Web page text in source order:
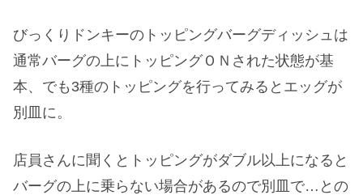
びっくりドンキーのトッピングバーグディッシュは
通常バーグの上にトッピングＯＮされた状態が基
本、でも3種のトッピングを行ってみるとエッグが
別皿に。
店員さんに聞くとトッピングがダブル以上になると
バーグの上に乗らない場合があるので別皿で…との